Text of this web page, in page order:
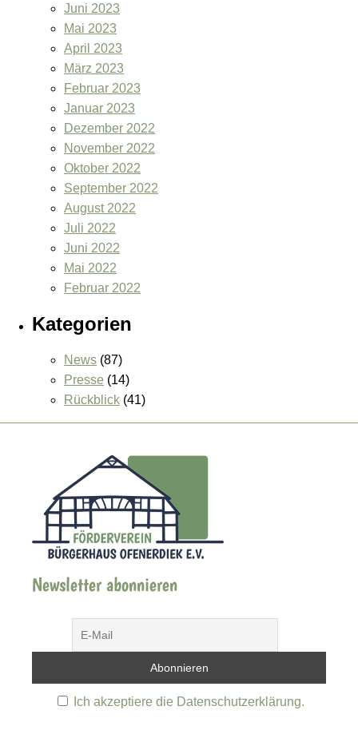
Juni 2023
Mai 2023
April 2023
März 2023
Februar 2023
Januar 2023
Dezember 2022
November 2022
Oktober 2022
September 2022
August 2022
Juli 2022
Juni 2022
Mai 2022
Februar 2022
Kategorien
News (87)
Presse (14)
Rückblick (41)
Newsletter abonnieren
Ich akzeptiere die Datenschutzerklärung.